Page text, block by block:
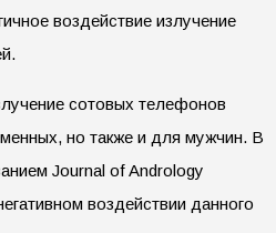
воздействие излучение
сотовых телефонов
но также и для мужчин. В
Journal of Andrology
воздействии данного